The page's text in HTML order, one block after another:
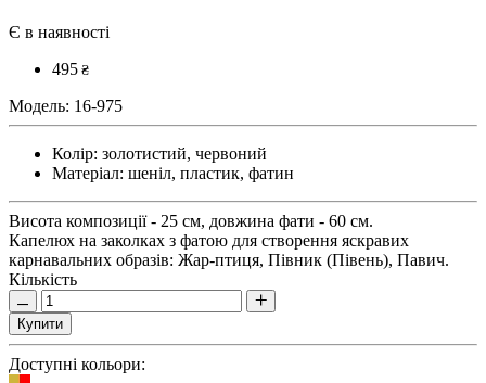
Є в наявності
495 ₴
Модель: 16-975
Колір: золотистий, червоний
Матеріал: шеніл, пластик, фатин
Висота композиції - 25 см, довжина фати - 60 см.
Капелюх на заколках з фатою для створення яскравих
карнавальних образів: Жар-птиця, Півник (Півень), Павич.
Кількість
Купити
Доступні кольори: